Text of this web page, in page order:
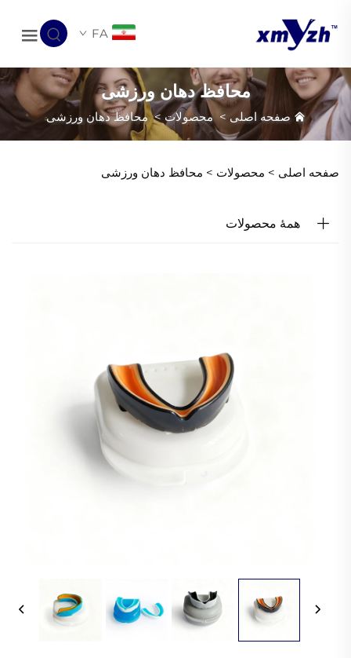
FA
محافظ دهان ورزشی
صفحه اصلی >محصولات >محافظ دهان ورزشی
صفحه اصلی > محصولات > محافظ دهان ورزشی
همهٔ محصولات